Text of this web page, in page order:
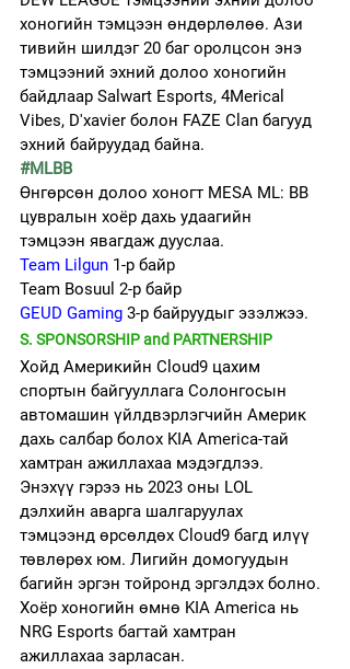
хоногийн тэмцээн өндөрлөлөө. Ази
тивийн шилдэг 20 баг оролцсон энэ
тэмцээний эхний долоо хоногийн
байдлаар Salwart Esports, 4Merical
Vibes, D'xavier болон FAZE Clan багууд
эхний байруудад байна.
#MLBB
Өнгөрсөн долоо хоногт MESA ML: BB
цувралын хоёр дахь удаагийн
тэмцээн явагдаж дууслаа.
Team Lilgun 1-р байр
Team Bosuul 2-р байр
GEUD Gaming 3-р байруудыг эзэлжээ.
S. SPONSORSHIP and PARTNERSHIP
Хойд Америкийн Cloud9 цахим
спортын байгууллага Солонгосын
автомашин үйлдвэрлэгчийн Америк
дахь салбар болох KIA America-тай
хамтран ажиллахаа мэдэгдлээ.
Энэхүү гэрээ нь 2023 оны LOL
дэлхийн аварга шалгаруулах
тэмцээнд өрсөлдөх Cloud9 багд илүү
төвлөрөх юм. Лигийн домогуудын
багийн эргэн тойронд эргэлдэх болно.
Хоёр хоногийн өмнө KIA America нь
NRG Esports багтай хамтран
ажиллахаа зарласан.